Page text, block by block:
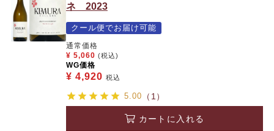
ネ 2023
クール便でお届け可能
通常価格
¥ 5,060 (税込)
WG価格
¥ 4,920 税込
5.00 （1）
カートに入れる